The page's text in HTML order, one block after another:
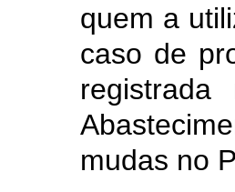
quem a
caso de
mudas no